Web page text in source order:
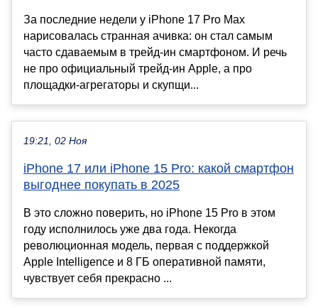
За последние недели у iPhone 17 Pro Max
нарисовалась странная ачивка: он стал самым
часто сдаваемым в трейд-ин смартфоном. И речь
не про официальный трейд-ин Apple, а про
площадки-агрегаторы и скупщи...
19:21, 02 Ноя
iPhone 17 или iPhone 15 Pro: какой смартфон
выгоднее покупать в 2025
В это сложно поверить, но iPhone 15 Pro в этом
году исполнилось уже два года. Некогда
революционная модель, первая с поддержкой
Apple Intelligence и 8 ГБ оперативной памяти,
чувствует себя прекрасно ...